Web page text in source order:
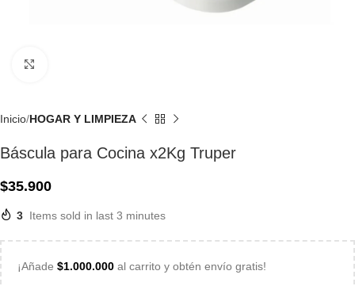
Inicio HOGAR Y LIMPIEZA
Báscula para Cocina x2Kg Truper
$35.900
3 Items sold in last 3 minutes
¡Añade $1.000.000 al carrito y obtén envío gratis!